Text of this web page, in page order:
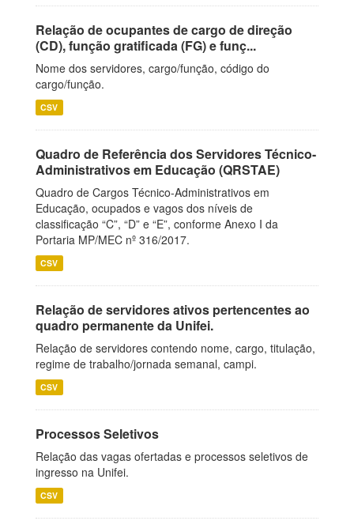
Relação de ocupantes de cargo de direção
(CD), função gratificada (FG) e funç...
Nome dos servidores, cargo/função, código do
cargo/função.
CSV
Quadro de Referência dos Servidores Técnico-
Administrativos em Educação (QRSTAE)
Quadro de Cargos Técnico-Administrativos em
Educação, ocupados e vagos dos níveis de
classificação “C”, “D” e “E”, conforme Anexo I da
Portaria MP/MEC nº 316/2017.
CSV
Relação de servidores ativos pertencentes ao
quadro permanente da Unifei.
Relação de servidores contendo nome, cargo, titulação,
regime de trabalho/jornada semanal, campi.
CSV
Processos Seletivos
Relação das vagas ofertadas e processos seletivos de
ingresso na Unifei.
CSV